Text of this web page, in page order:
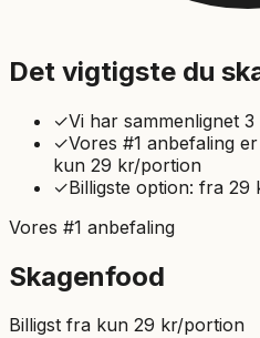
Det vigtigste du
✓Vi har sammenlignet 3
✓Vores #1 anbefaling er
kun 29 kr/portion
✓Billigste option: fra 29
Vores #1 anbefaling
Skagenfood
Billigst fra kun 29 kr/portion